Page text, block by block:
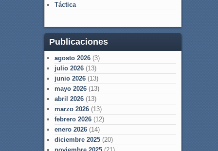
Táctica
Publicaciones
agosto 2026(3)
julio 2026(13)
junio 2026(13)
mayo 2026(13)
abril 2026(13)
marzo 2026(13)
febrero 2026(12)
enero 2026(14)
diciembre 2025(20)